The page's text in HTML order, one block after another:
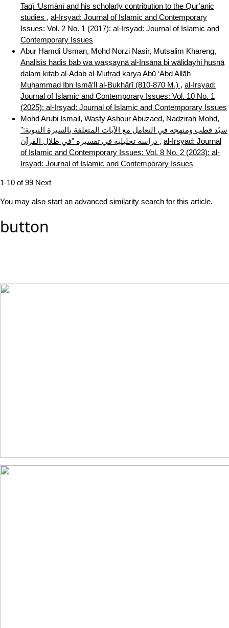
Taqī ‘Usmānī and his scholarly contribution to the Qur’anic
studies , al-Irsyad: Journal of Islamic and Contemporary
Issues: Vol. 2 No. 1 (2017): al-Irsyad: Journal of Islamic and
Contemporary Issues
Abur Hamdi Usman, Mohd Norzi Nasir, Mutsalim Khareng,
Analisis hadis bab wa waṣṣaynā al-Insāna bi wālidayhi ḥusnā
dalam kitab al-Adab al-Mufrad karya Abū ‘Abd Allāh
Muḥammad Ibn Ismā‘Īl al-Bukhārī (810-870 M.) , al-Irsyad:
Journal of Islamic and Contemporary Issues: Vol. 10 No. 1
(2025): al-Irsyad: Journal of Islamic and Contemporary Issues
Mohd Arubi Ismail, Wasfy Ashour Abuzaed, Nadzirah Mohd,
"سيّد قطب ومنهجه في التعامل مع الآيات المتعلقة بالسيرة النبوية:
, al-Irsyad: Journal
of Islamic and Contemporary Issues: Vol. 8 No. 2 (2023): al-
Irsyad: Journal of Islamic and Contemporary Issues
1-10 of 99 Next
You may also start an advanced similarity search for this article.
button